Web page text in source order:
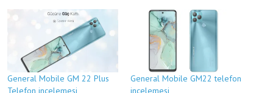
General Mobile GM 22 Plus
Telefon incelemesi
General Mobile GM22 telefon
incelemesi